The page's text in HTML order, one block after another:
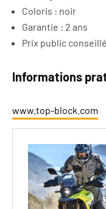
Coloris : noir
Garantie : 2 ans
Prix public
Informations
www.top-block.com